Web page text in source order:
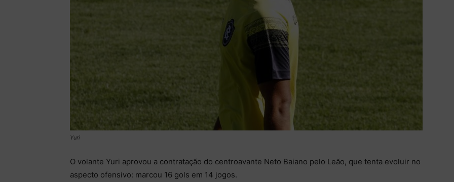
Yuri
O volante Yuri aprovou a contratação do centroavante Neto Baiano pelo Leão, que tenta evoluir no
aspecto ofensivo: marcou 16 gols em 14 jogos.